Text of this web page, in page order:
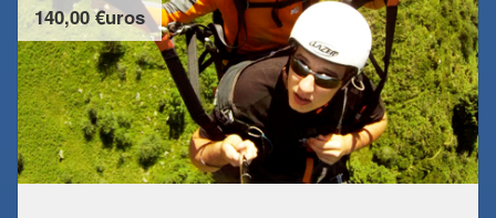
140,00 €uros